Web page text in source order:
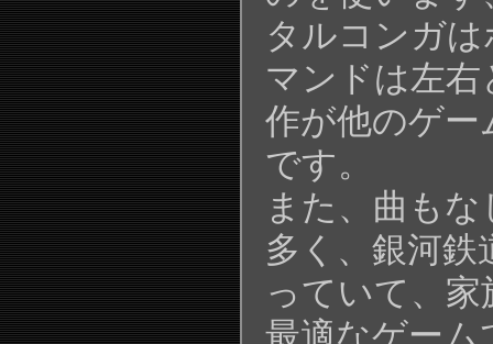
タルコンガ
マンドは左
作が他のゲー
です。
また、曲もな
多く、銀河鉄
っていて、
最適なゲーム